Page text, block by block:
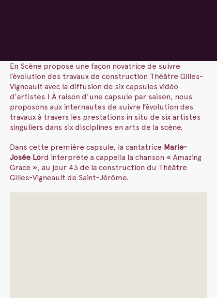
En Scène propose une façon novatrice de suivre
l’évolution des travaux de construction Théâtre Gilles-
Vigneault avec la diffusion de six capsules vidéo
d’artistes ! À raison d’une capsule par saison, nous
proposons aux internautes de suivre l’évolution des
travaux à travers les prestations in situ de six artistes
singuliers dans six disciplines en arts de la scène.
Dans cette première capsule, la cantatrice Marie-
Josée Lord interprète a cappella la chanson « Amazing
Grace », au jour 43 de la construction du Théâtre
Gilles-Vigneault de Saint-Jérôme.